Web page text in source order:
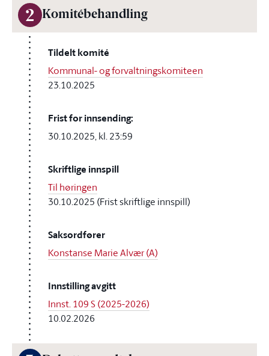
2 Komitébehandling
Tildelt komité
Kommunal- og forvaltningskomiteen
23.10.2025
Frist for innsending:
30.10.2025, kl. 23:59
Skriftlige innspill
Til høringen
30.10.2025 (Frist skriftlige innspill)
Saksordfører
Konstanse Marie Alvær (A)
Innstilling avgitt
Innst. 109 S (2025-2026)
10.02.2026